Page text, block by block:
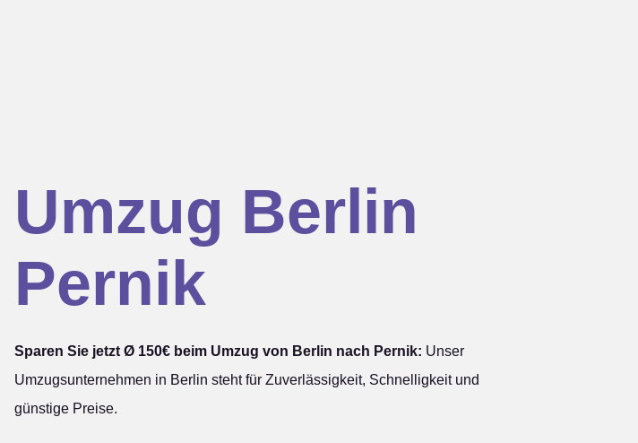
Umzug Berlin
Pernik
Sparen Sie jetzt Ø 150€ beim Umzug von Berlin nach Pernik: Unser
Umzugsunternehmen in Berlin steht für Zuverlässigkeit, Schnelligkeit und
günstige Preise.